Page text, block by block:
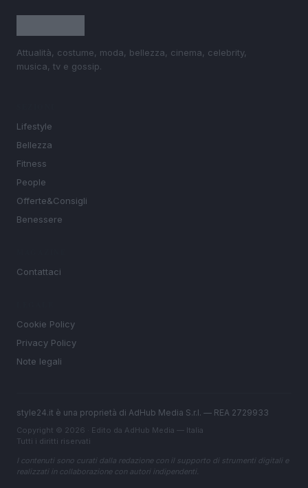
Attualità, costume, moda, bellezza, cinema, celebrity,
musica, tv e gossip.
Lifestyle
Bellezza
Fitness
People
Offerte&Consigli
Benessere
Contattaci
Cookie Policy
Privacy Policy
Note legali
style24.it è una proprietà di AdHub Media S.r.l. — REA 2729933
Copyright © 2026 · Edito da AdHub Media — Italia
Tutti i diritti riservati
I contenuti sono curati dalla redazione con il supporto di strumenti digitali e
realizzati in collaborazione con autori indipendenti.